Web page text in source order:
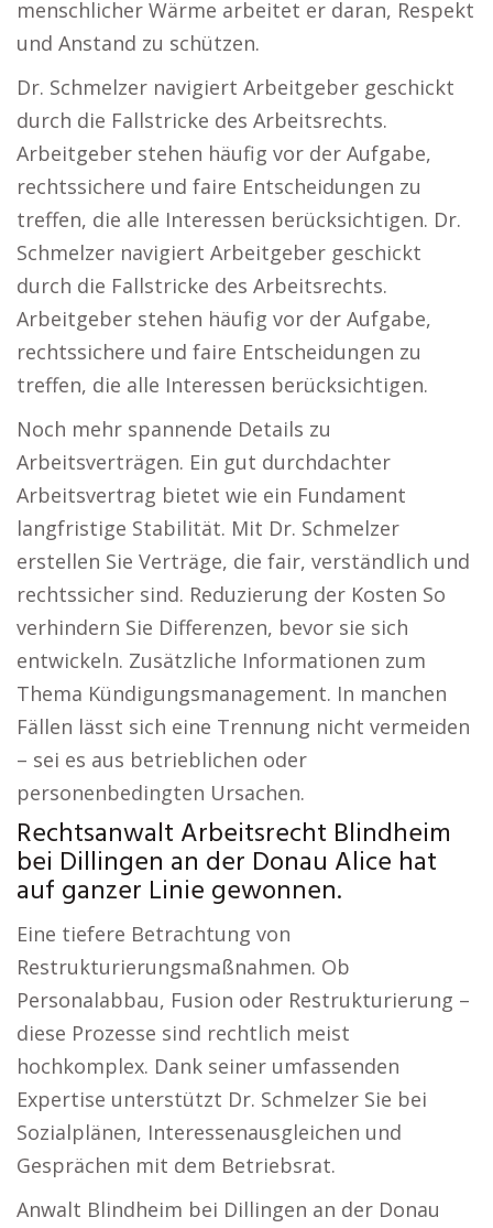
menschlicher Wärme arbeitet er daran, Respekt
und Anstand zu schützen.
Dr. Schmelzer navigiert Arbeitgeber geschickt
durch die Fallstricke des Arbeitsrechts.
Arbeitgeber stehen häufig vor der Aufgabe,
rechtssichere und faire Entscheidungen zu
treffen, die alle Interessen berücksichtigen. Dr.
Schmelzer navigiert Arbeitgeber geschickt
durch die Fallstricke des Arbeitsrechts.
Arbeitgeber stehen häufig vor der Aufgabe,
rechtssichere und faire Entscheidungen zu
treffen, die alle Interessen berücksichtigen.
Noch mehr spannende Details zu
Arbeitsverträgen. Ein gut durchdachter
Arbeitsvertrag bietet wie ein Fundament
langfristige Stabilität. Mit Dr. Schmelzer
erstellen Sie Verträge, die fair, verständlich und
rechtssicher sind. Reduzierung der Kosten So
verhindern Sie Differenzen, bevor sie sich
entwickeln. Zusätzliche Informationen zum
Thema Kündigungsmanagement. In manchen
Fällen lässt sich eine Trennung nicht vermeiden
– sei es aus betrieblichen oder
personenbedingten Ursachen.
Rechtsanwalt Arbeitsrecht Blindheim
bei Dillingen an der Donau Alice hat
auf ganzer Linie gewonnen.
Eine tiefere Betrachtung von
Restrukturierungsmaßnahmen. Ob
Personalabbau, Fusion oder Restrukturierung –
diese Prozesse sind rechtlich meist
hochkomplex. Dank seiner umfassenden
Expertise unterstützt Dr. Schmelzer Sie bei
Sozialplänen, Interessenausgleichen und
Gesprächen mit dem Betriebsrat.
Anwalt Blindheim bei Dillingen an der Donau